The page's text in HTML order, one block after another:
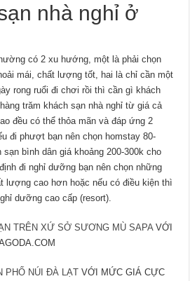
nhà nghỉ ở
có 2 xu hướng, một là phải chọn
mái, chất lượng tốt, hai là chỉ cần một
rong ruổi đi chơi rồi thì cần gì khách
trăm khách sạn nhà nghỉ từ giá cả
đều có thể thỏa mãn và đáp ứng 2
đi phượt bạn nên chọn homstay 80-
bình dân giá khoảng 200-300k cho
đi nghỉ dưỡng bạn nên chọn những
lượng cao hơn hoặc nếu có điều kiện thì
dưỡng cao cấp (resort).
TRÊN XỨ SỞ SƯƠNG MÙ SAPA VỚI
PHỐ NÚI ĐÀ LẠTVỚI MỨC GIÁ CỰC